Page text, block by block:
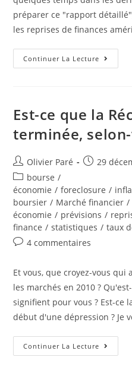
préparer ce "rapport
les reprises de finances
Continuer La Lecture Les
Reprises
Unis…
De
À
Z:
Simple
Qui
Tout
Ce
Dont
Vous
Est-ce que la
terminée,
Auteur/autrice
de
la
publication :
Olivier Paré
Post29
Post
category:
bourse /
économie / foreclosure /
boursier / Marché financier /
économie / prévisions /
finance / statistiques / taux
Post4 commentaires
Et vous, que croyez-vous
les marchés en 2010 ?
signifient pour vous ? Est-ce
début d'une dépression ? Je
Continuer La Lecture Est-
Ce